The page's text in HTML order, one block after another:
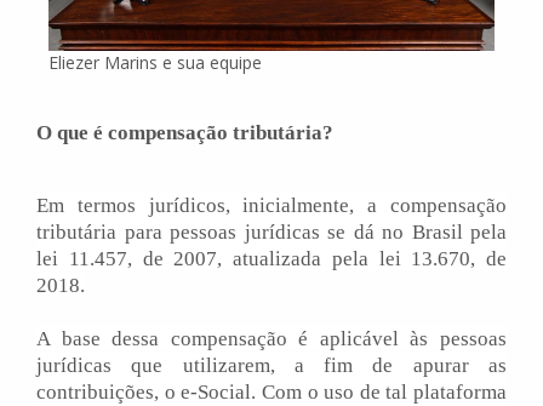
Eliezer Marins e sua equipe
O que é compensação tributária?
Em termos jurídicos, inicialmente, a compensação
tributária para pessoas jurídicas se dá no Brasil pela
lei 11.457, de 2007, atualizada pela lei 13.670, de
2018.
A base dessa compensação é aplicável às pessoas
jurídicas que utilizarem, a fim de apurar as
contribuições, o e-Social. Com o uso de tal plataforma